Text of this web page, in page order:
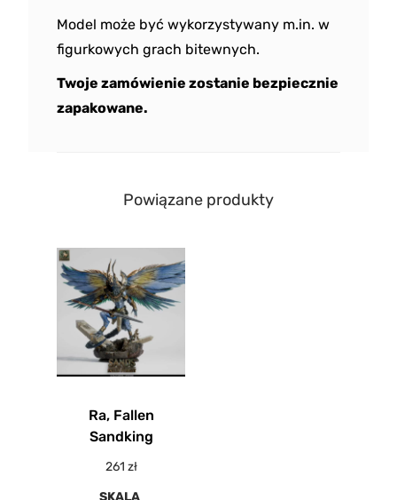
Model może być wykorzystywany m.in. w
figurkowych grach bitewnych.
Twoje zamówienie zostanie bezpiecznie
zapakowane.
Powiązane produkty
Ra, Fallen
Sandking
261 zł
SKALA